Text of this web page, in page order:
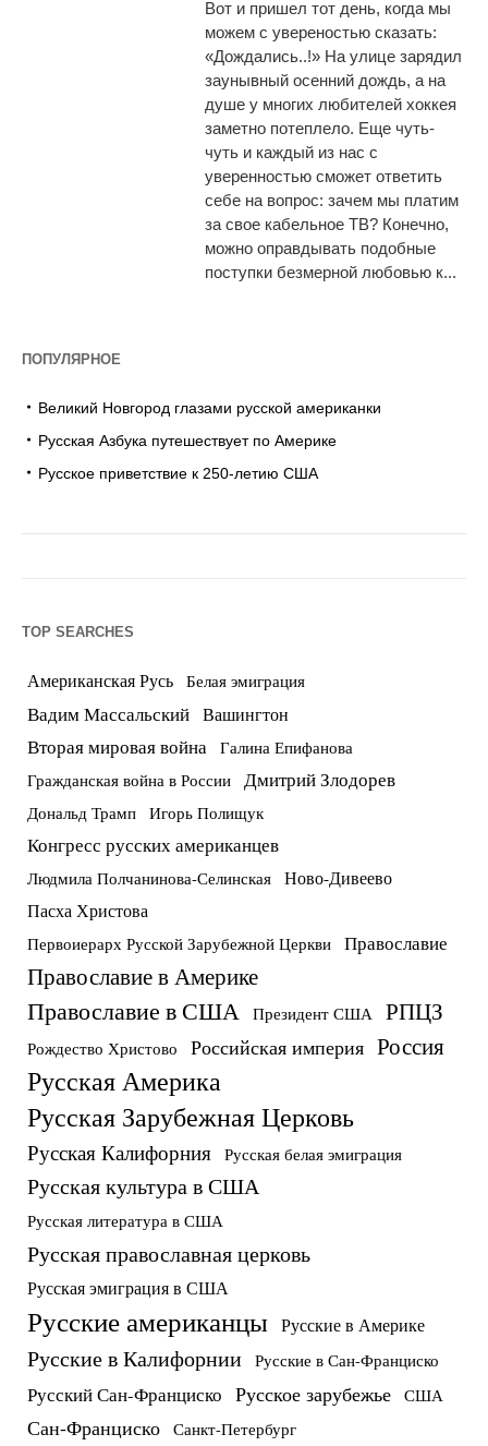
Вот и пришел тот день, когда мы
можем с увереностью сказать:
«Дождались..!» На улице зарядил
заунывный осенний дождь, а на
душе у многих любителей хоккея
заметно потеплело. Еще чуть-
чуть и каждый из нас с
уверенностью сможет ответить
себе на вопрос: зачем мы платим
за свое кабельное ТВ? Конечно,
можно оправдывать подобные
поступки безмерной любовью к...
ПОПУЛЯРНОЕ
Великий Новгород глазами русской американки
Русская Азбука путешествует по Америке
Русское приветствие к 250-летию США
TOP SEARCHES
Американская Русь Белая эмиграция
Вадим Массальский Вашингтон
Вторая мировая война Галина Епифанова
Гражданская война в России Дмитрий Злодорев
Дональд Трамп Игорь Полищук
Конгресс русских американцев
Людмила Полчанинова-Селинская Ново-Дивеево
Пасха Христова
Первоиерарх Русской Зарубежной Церкви Православие
Православие в Америке
Православие в США Президент США РПЦЗ
Рождество Христово Российская империя Россия
Русская Америка
Русская Зарубежная Церковь
Русская Калифорния Русская белая эмиграция
Русская культура в США
Русская литература в США
Русская православная церковь
Русская эмиграция в США
Русские американцы Русские в Америке
Русские в Калифорнии Русские в Сан-Франциско
Русский Сан-Франциско Русское зарубежье США
Сан-Франциско Санкт-Петербург